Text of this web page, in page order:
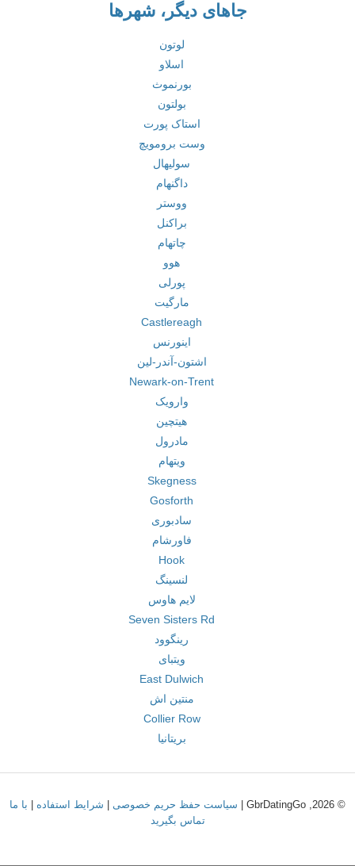
جاهای دیگر، شهرها
لوتون
اسلاو
بورنموث
بولتون
استاک پورت
وست برومویچ
سولیهال
داگنهام
ووستر
براکنل
چاتهام
هوو
پورلی
مارگیت
Castlereagh
اینورنس
اشتون-آندر-لین
Newark-on-Trent
وارویک
هیتچین
مادرول
ویتهام
Skegness
Gosforth
سادبوری
فاورشام
Hook
لنسینگ
لایم هاوس
Seven Sisters Rd
رینگوود
ویتبای
East Dulwich
منتین اش
Collier Row
بریتانیا
© 2026, GbrDatingGo | سیاست حفظ حریم خصوصی شرایط استفاده
با ما
تماس بگیرید